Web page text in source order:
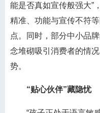
能是否真如宣传般强大”
精准、功能与宣传不符
点。同时，部分中小品
念堆砌吸引消费者的情
势。
“贴心伙伴”藏隐忧